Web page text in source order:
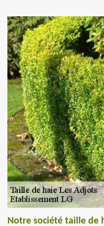
Notre société taille de